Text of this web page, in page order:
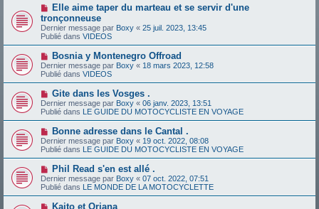
N
u
v
e
a
m
e
s
s
g
e
Elle aime taper du marteau et se servir d'une
tronçonneuse
Dernier message par Boxy « 25 juil. 2023, 13:45
Publié dans VIDEOS
N
o
u
v
a
u
m
e
s
a
g
e
Bosnia y Montenegro Offroad
Dernier message par Boxy « 18 mars 2023, 12:58
Publié dans VIDEOS
N
o
u
v
e
a
u
m
e
s
a
g
e
Gite dans les Vosges .
Dernier message par Boxy « 06 janv. 2023, 13:51
Publié dans LE GUIDE DU MOTOCYCLISTE EN VOYAGE
N
o
u
v
e
a
u
m
e
Bonne adresse dans le Cantal .
Dernier message par Boxy « 19 oct. 2022, 08:08
Publié dans LE GUIDE DU MOTOCYCLISTE EN VOYAGE
N
o
u
v
e
Phil Read s'en est allé .
Dernier message par Boxy « 07 oct. 2022, 07:51
Publié dans LE MONDE DE LA MOTOCYCLETTE
NKaito et Oriana